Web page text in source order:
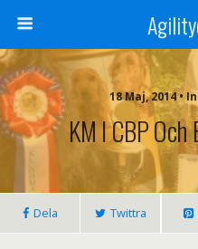
18 Maj, 2014 •
KM I CBP Och
Dela Twittra